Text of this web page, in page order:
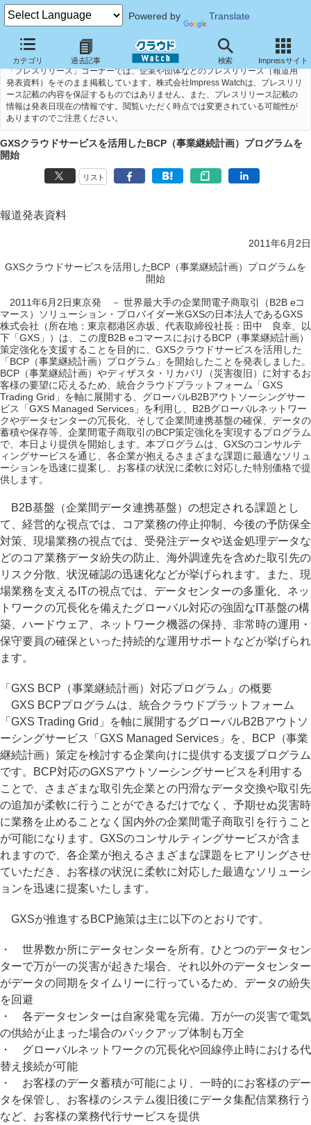
Powered by Translate
カテゴリ 過去記事 検索 Impressサイト
「プレスリリース」コーナーでは、企業や団体などのプレスリリース（報道用
発表資料）をそのまま掲載しています。株式会社Impress Watchは、プレスリリ
ース記載の内容を保証するものではありません。また、プレスリリース記載の
情報は発表日現在の情報です。閲覧いただく時点では変更されている可能性が
ありますのでご注意ください。
GXSクラウドサービスを活用したBCP（事業継続計画）プログラムを
開始
リスト
報道発表資料
2011年6月2日
GXSクラウドサービスを活用したBCP（事業継続計画）プログラムを
開始
2011年6月2日東京発 － 世界最大手の企業間電子商取引（B2B eコ
マース）ソリューション・プロバイダー米GXSの日本法人であるGXS
株式会社（所在地：東京都港区赤坂、代表取締役社長：田中 良幸、以
下「GXS」）は、この度B2B eコマースにおけるBCP（事業継続計画）
策定強化を支援することを目的に、GXSクラウドサービスを活用した
「BCP（事業継続計画）プログラム」を開始したことを発表しました。
BCP（事業継続計画）やディザスタ・リカバリ（災害復旧）に対するお
客様の要望に応えるため、統合クラウドプラットフォーム「GXS
Trading Grid」を軸に展開する、グローバルB2Bアウトソーシングサー
ビス「GXS Managed Services」を利用し、B2Bグローバルネットワー
クやデータセンターの冗長化、そして企業間連携基盤の確保、データの
蓄積や保存等、企業間電子商取引のBCP策定強化を実現するプログラム
で、本日より提供を開始します。本プログラムは、GXSのコンサルテ
ィングサービスを通じ、各企業が抱えるさまざまな課題に最適なソリュ
ーションを迅速に提案し、お客様の状況に柔軟に対応した特別価格で提
供します。
B2B基盤（企業間データ連携基盤）の想定される課題とし
て、経営的な視点では、コア業務の停止抑制、今後の予防保全
対策、現場業務の視点では、受発注データや送金処理データな
どのコア業務データ紛失の防止、海外調達先を含めた取引先の
リスク分散、状況確認の迅速化などが挙げられます。また、現
場業務を支えるITの視点では、データセンターの多重化、ネッ
トワークの冗長化を備えたグローバル対応の強固なIT基盤の構
築、ハードウェア、ネットワーク機器の保持、非常時の運用・
保守要員の確保といった持続的な運用サポートなどが挙げられ
ます。
「GXS BCP（事業継続計画）対応プログラム」の概要
GXS BCPプログラムは、統合クラウドプラットフォーム
「GXS Trading Grid」を軸に展開するグローバルB2Bアウトソ
ーシングサービス「GXS Managed Services」を、BCP（事業
継続計画）策定を検討する企業向けに提供する支援プログラム
です。BCP対応のGXSアウトソーシングサービスを利用する
ことで、さまざまな取引先企業との円滑なデータ交換や取引先
の追加が柔軟に行うことができるだけでなく、予期せぬ災害時
に業務を止めることなく国内外の企業間電子商取引を行うこと
が可能になります。GXSのコンサルティングサービスが含ま
れますので、各企業が抱えるさまざまな課題をヒアリングさせ
ていただき、お客様の状況に柔軟に対応した最適なソリューシ
ョンを迅速に提案いたします。
GXSが推進するBCP施策は主に以下のとおりです。
・ 世界数か所にデータセンターを所有。ひとつのデータセン
ターで万が一の災害が起きた場合、それ以外のデータセンター
がデータの同期をタイムリーに行っているため、データの紛失
を回避
・ 各データセンターは自家発電を完備。万が一の災害で電気
の供給が止まった場合のバックアップ体制も万全
・ グローバルネットワークの冗長化や回線停止時における代
替え接続が可能
・ お客様のデータ蓄積が可能により、一時的にお客様のデー
タを保管し、お客様のシステム復旧後にデータ集配信業務行う
など、お客様の業務代行サービスを提供